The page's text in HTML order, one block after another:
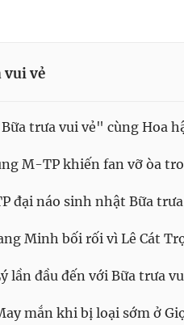
vui vẻ
trưa vui vẻ" cùng Hoa
M-TP khiến fan vỡ òa
đại náo sinh nhật Bữa
Minh bối rối vì Lê Cát
lần đầu đến với Bữa trưa
mắn khi bị loại sớm ở